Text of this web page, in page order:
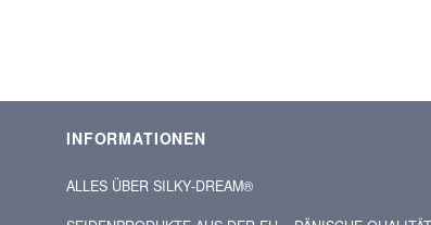
INFORMATIONEN
ALLES ÜBER SILKY‑DREAM®